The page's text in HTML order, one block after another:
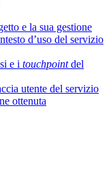
e la sua gestione
d’uso del servizio
e i touchpointdel
utente del servizio
ottenuta